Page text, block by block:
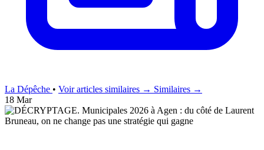
La Dépêche • Voir articles similaires → Similaires →
18 Mar